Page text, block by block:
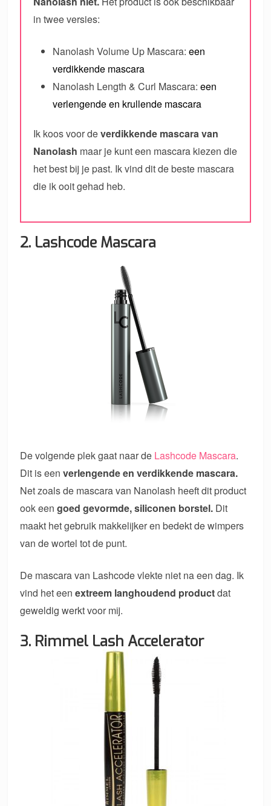
in twee versies:
Nanolash Volume Up Mascara:een
verdikkende mascara
Nanolash Length & Curl Mascara:een
verlengende en krullende mascara
Ik koos voor deverdikkende mascara van
Nanolash maar je kunt een mascara kiezen die
het best bij je past. Ik vind dit de beste mascara
die ik ooit gehad heb.
2. Lashcode Mascara
De volgende plek gaat naar de Lashcode Mascara.
Dit is eenverlengende en verdikkende mascara.
Net zoals de mascara van Nanolash heeft dit product
ook eengoed gevormde, siliconen borstel. Dit
maakt het gebruik makkelijker en bedekt de wimpers
van de wortel tot de punt.
De mascara van Lashcode vlekte niet na een dag. Ik
vind het eenextreem langhoudend productdat
geweldig werkt voor mij.
3. Rimmel Lash Accelerator